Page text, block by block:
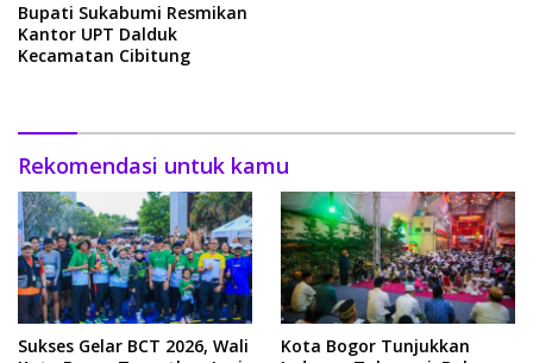
Bupati Sukabumi Resmikan
Kantor UPT Dalduk
Kecamatan Cibitung
Rekomendasi untuk kamu
Sukses Gelar BCT 2026, Wali
Kota Bogor Tunjukkan